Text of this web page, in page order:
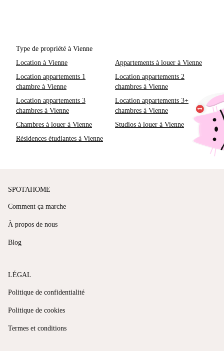
Type de propriété à Vienne
Location à Vienne
Appartements à louer à Vienne
Location appartements 1
chambre à Vienne
Location appartements 2
chambres à Vienne
Location appartements 3
chambres à Vienne
Location appartements 3+
chambres à Vienne
Chambres à louer à Vienne
Studios à louer à Vienne
Résidences étudiantes à Vienne
SPOTAHOME
Comment ça marche
À propos de nous
Blog
LÉGAL
Politique de confidentialité
Politique de cookies
Termes et conditions